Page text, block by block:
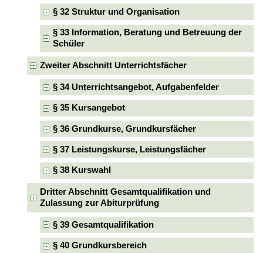
§ 32 Struktur und Organisation
§ 33 Information, Beratung und Betreuung der
Schüler
Zweiter Abschnitt Unterrichtsfächer
§ 34 Unterrichtsangebot, Aufgabenfelder
§ 35 Kursangebot
§ 36 Grundkurse, Grundkursfächer
§ 37 Leistungskurse, Leistungsfächer
§ 38 Kurswahl
Dritter Abschnitt Gesamtqualifikation und
Zulassung zur Abiturprüfung
§ 39 Gesamtqualifikation
§ 40 Grundkursbereich